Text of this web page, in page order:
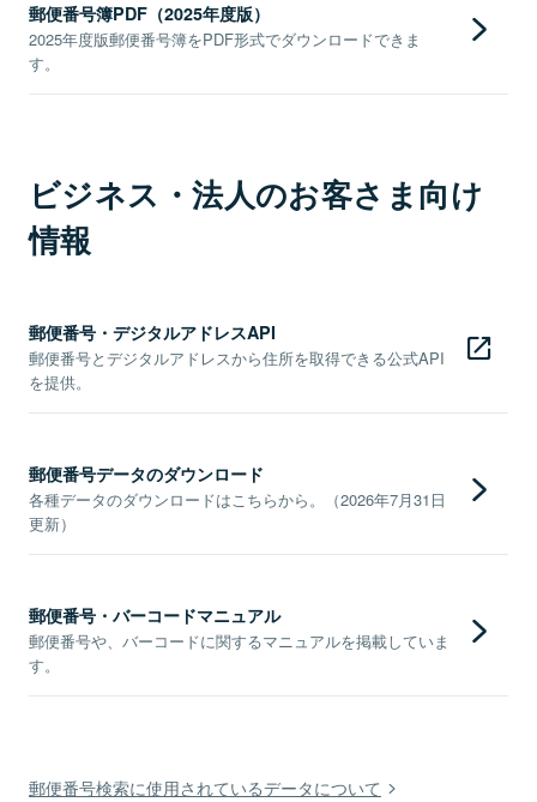
郵便番号簿PDF（2025年度版）
2025年度版郵便番号簿をPDF形式でダウンロードできま
す。
ビジネス・法人のお客さま向け
情報
郵便番号・デジタルアドレスAPI
郵便番号とデジタルアドレスから住所を取得できる公式API
を提供。
郵便番号データのダウンロード
各種データのダウンロードはこちらから。（2026年7月31日
更新）
郵便番号・バーコードマニュアル
郵便番号や、バーコードに関するマニュアルを掲載していま
す。
郵便番号検索に使用されているデータについて